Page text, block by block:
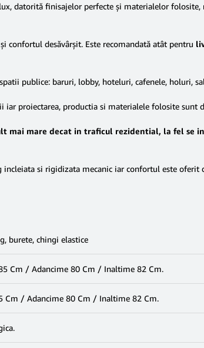
datorită finisajelor perfecte și materialelor
confortul desăvârşit. Este recomandată atât pentru
publice: baruri, lobby, hoteluri, cafenele, holuri,
proiectarea, productia si materialele folosite sunt
mai mare decat in traficul rezidential, la fel se
si rigidizata mecanic iar confortul este
burete, chingi elastice
Cm / Adancime 80 Cm / Inaltime 82 Cm.
Cm / Adancime 80 Cm / Inaltime 82 Cm.